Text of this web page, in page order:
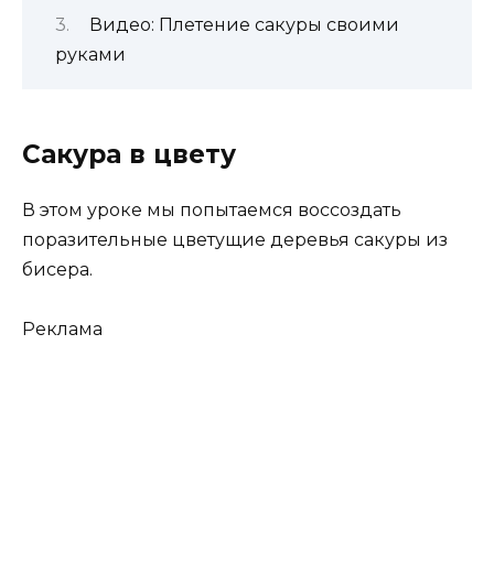
Видео: Плетение сакуры своими
руками
Сакура в цвету
В этом уроке мы попытаемся воссоздать
поразительные цветущие деревья сакуры из
бисера.
Реклама